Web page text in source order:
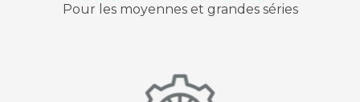
Pour les moyennes et grandes séries